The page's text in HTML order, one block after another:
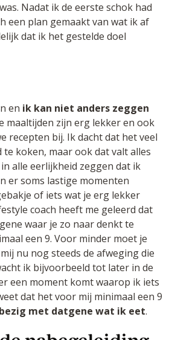
Nadat ik de eerste schok had
een plan gemaakt van wat ik af
dat ik het gestelde doel
en ik kan niet anders zeggen
maaltijden zijn erg lekker en ook
recepten bij. Ik dacht dat het veel
koken, maar ook dat valt alles
alle eerlijkheid zeggen dat ik
er soms lastige momenten
of iets wat je erg lekker
coach heeft me geleerd dat
waar je zo naar denkt te
een 9. Voor minder moet je
nu nog steeds de afweging die
ik bijvoorbeeld tot later in de
een moment komt waarop ik iets
dat het voor mij minimaal een 9
met datgene wat ik eet.